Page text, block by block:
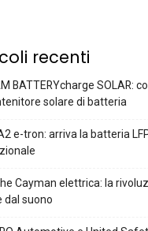
recenti
BATTERYcharge SOLAR:
solare di batteria
e-tron: arriva la batteria
Cayman elettrica: la
dal suono